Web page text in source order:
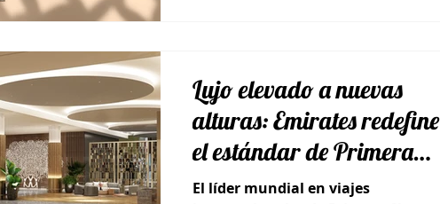
Lujo elevado a nuevas
alturas: Emirates redefine
el estándar de Primera
Clase
El líder mundial en viajes